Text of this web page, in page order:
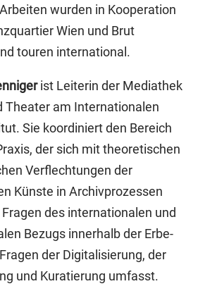
wurden in Kooperation
Wien und Brut
touren international.
ist Leiterin der Mediathek
Theater am Internationalen
Sie koordiniert den Bereich
der sich mit theoretischen
Verflechtungen der
Künste in Archivprozessen
des internationalen und
Bezugs innerhalb der Erbe-
der Digitalisierung, der
und Kuratierung umfasst.